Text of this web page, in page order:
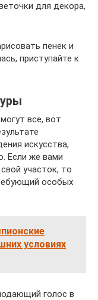
для декора,
пенек и
приступайте к
все, вот
искусства,
Если же вами
участок, то
особых
условиях
голос в